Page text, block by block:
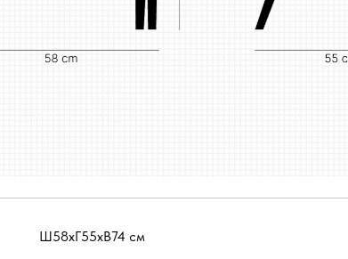
Ш58хГ55хВ74 см